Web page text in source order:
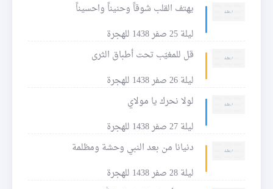
يهتف القلب شوقاً وحنيناً واحسيناً
ليلة 25 صفر 1438 للهجرة
قل للمغيّب تحت أطباق الثرى
ليلة 26 صفر 1438 للهجرة
لولا نحرك يا مولاي
ليلة 27 صفر 1438 للهجرة
دنيانا من بعد النبي وحشة ومظلمة
ليلة 28 صفر 1438 للهجرة